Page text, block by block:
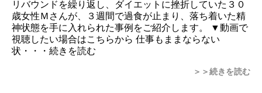
リバウンドを繰り返し、ダイエットに挫折していた３０
歳女性Ｍさんが、３週間で過食が止まり、落ち着いた精
神状態を手に入れられた事例をご紹介します。 ▼動画で
視聴したい場合はこちらから 仕事もままならない
状・・・続きを読む
＞＞続きを読む